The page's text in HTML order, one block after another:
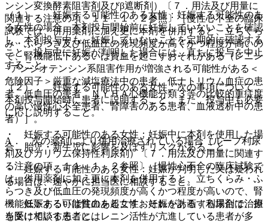
ンシン変換酵素阻害剤及びβ遮断剤）〔７．用法及び用量に
関連する注意の項、１１．１．２参照〕［慢性心不全の臨床
試験では、併用薬剤に加え更に本剤を併用すると、立ちくら
み・ふらつき及び低血圧の発現頻度が高くかつ程度が高いの
で、腎機能低下あるいは貧血を起こすおそれがある（レニン
−アンジオテンシン系阻害作用が増強される可能性がある＜
危険因子＞厳重な減塩療法中の患者、低ナトリウム血症の患
者、低血圧の患者、ＮＹＨＡ心機能分類３等の比較的重症度
の高い慢性心不全患者、腎障害のある患者、血液透析中の患
者）］。
A． 次の薬剤により併用治療されている場合（ループ利尿
剤及びカリウム保持性利尿剤）〔７．用法及び用量に関連す
る注意の項、１１．１．２参照〕［慢性心不全の臨床試験で
は、併用薬剤に加え更に本剤を併用すると、立ちくらみ・ふ
らつき及び低血圧の発現頻度が高くかつ程度が高いので、腎
機能低下あるいは貧血を起こすおそれがある（利尿剤で治療
を受けている患者にはレニン活性が亢進している患者が多
（１）． 妊娠する可能性のある女性：妊娠する可能性のあ
る女性の場合、本剤投与開始前に妊娠していないことを確認
し、本剤投与中も、妊娠していないことを定期的に確認する
こと。投与中に妊娠が判明した場合には、直ちに投与を中止
すること。
（２）． 妊娠する可能性のある女性：次の事項について、
本剤投与開始時に患者に説明すること。また、投与中も必要
に応じ説明すること。
・ 妊娠する可能性のある女性：妊娠中に本剤を使用した場
合、胎児・新生児に影響を及ぼすリスクがあること。
・ 妊娠する可能性のある女性：妊娠が判明した又は疑われ
る場合は、速やかに担当医に相談すること。
・ 妊娠する可能性のある女性：妊娠を計画する場合は、担
当医に相談すること。